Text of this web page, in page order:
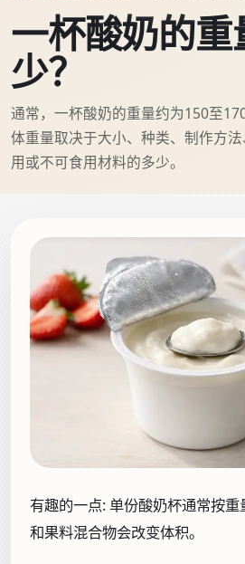
一杯酸奶的
少？
通常，一杯酸奶的重量约为150至
体重量取决于大小、种类、制作方
用或不可食用材料的多少。
有趣的一点:单份酸奶杯通常按
和果料混合物会改变体积。